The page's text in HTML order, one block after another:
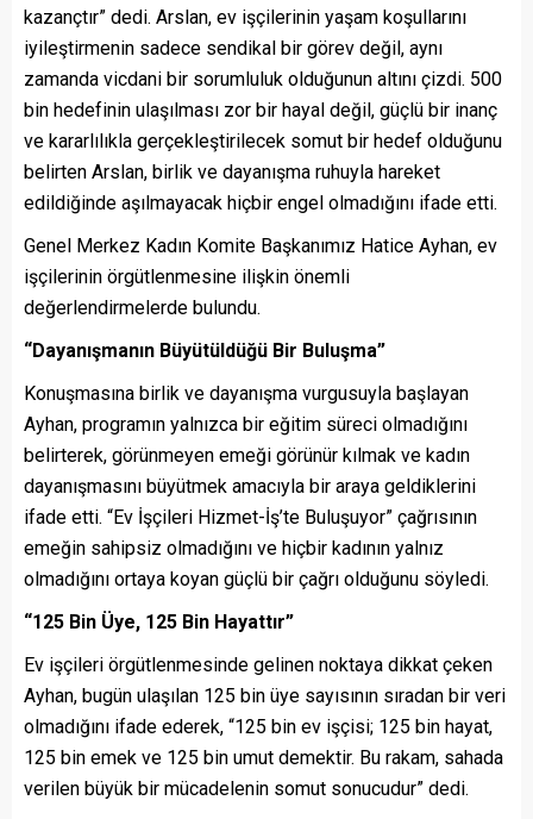
kazançtır” dedi. Arslan, ev işçilerinin yaşam koşullarını
iyileştirmenin sadece sendikal bir görev değil, aynı
zamanda vicdani bir sorumluluk olduğunun altını çizdi. 500
bin hedefinin ulaşılması zor bir hayal değil, güçlü bir inanç
ve kararlılıkla gerçekleştirilecek somut bir hedef olduğunu
belirten Arslan, birlik ve dayanışma ruhuyla hareket
edildiğinde aşılmayacak hiçbir engel olmadığını ifade etti.
Genel Merkez Kadın Komite Başkanımız Hatice Ayhan, ev
işçilerinin örgütlenmesine ilişkin önemli
değerlendirmelerde bulundu.
“Dayanışmanın Büyütüldüğü Bir Buluşma”
Konuşmasına birlik ve dayanışma vurgusuyla başlayan
Ayhan, programın yalnızca bir eğitim süreci olmadığını
belirterek, görünmeyen emeği görünür kılmak ve kadın
dayanışmasını büyütmek amacıyla bir araya geldiklerini
ifade etti. “Ev İşçileri Hizmet-İş’te Buluşuyor” çağrısının
emeğin sahipsiz olmadığını ve hiçbir kadının yalnız
olmadığını ortaya koyan güçlü bir çağrı olduğunu söyledi.
“125 Bin Üye, 125 Bin Hayattır”
Ev işçileri örgütlenmesinde gelinen noktaya dikkat çeken
Ayhan, bugün ulaşılan 125 bin üye sayısının sıradan bir veri
olmadığını ifade ederek, “125 bin ev işçisi; 125 bin hayat,
125 bin emek ve 125 bin umut demektir. Bu rakam, sahada
verilen büyük bir mücadelenin somut sonucudur” dedi.